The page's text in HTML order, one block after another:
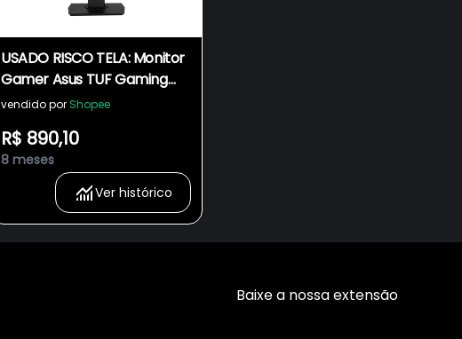
USADO RISCO TELA: Monitor
Gamer Asus TUF Gaming
LED, 23.8´, Full HD, IPS, HDMI,
vendido por Shopee
R$ 890,10
8 meses
Ver histórico
Baixe a nossa extensão